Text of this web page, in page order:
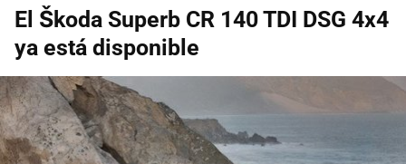
El Škoda Superb CR 140 TDI DSG 4x4
ya está disponible